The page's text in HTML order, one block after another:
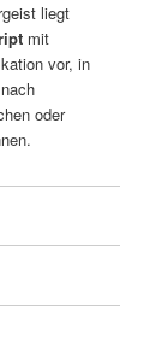
liegt
mit
vor, in
oder